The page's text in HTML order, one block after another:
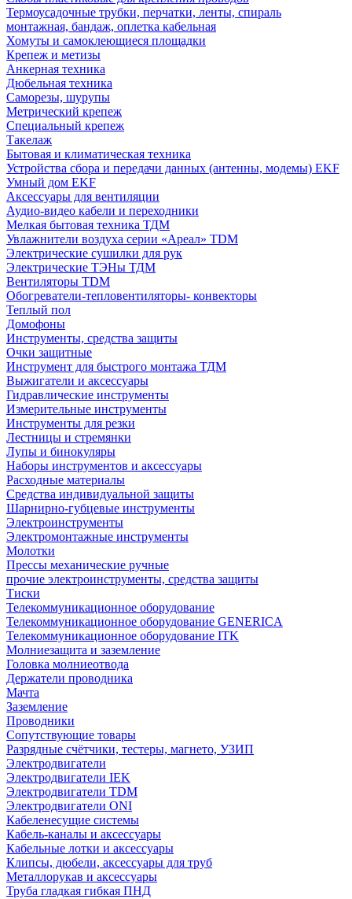
Термоусадочные трубки, перчатки, ленты, спираль
монтажная, бандаж, оплетка кабельная
Хомуты и самоклеющиеся площадки
Крепеж и метизы
Анкерная техника
Дюбельная техника
Саморезы, шурупы
Метрический крепеж
Специальный крепеж
Такелаж
Бытовая и климатическая техника
Устройства сбора и передачи данных (антенны, модемы) EKF
Умный дом EKF
Аксессуары для вентиляции
Аудио-видео кабели и переходники
Мелкая бытовая техника ТДМ
Увлажнители воздуха серии «Ареал» TDM
Электрические сушилки для рук
Электрические ТЭНы ТДМ
Вентиляторы TDM
Обогреватели-тепловентиляторы- конвекторы
Теплый пол
Домофоны
Инструменты, средства защиты
Очки защитные
Инструмент для быстрого монтажа ТДМ
Выжигатели и аксессуары
Гидравлические инструменты
Измерительные инструменты
Инструменты для резки
Лестницы и стремянки
Лупы и бинокуляры
Наборы инструментов и аксессуары
Расходные материалы
Средства индивидуальной защиты
Шарнирно-губцевые инструменты
Электроинструменты
Электромонтажные инструменты
Молотки
Прессы механические ручные
прочие электроинструменты, средства защиты
Тиски
Телекоммуникационное оборудование
Телекоммуникационное оборудование GENERICA
Телекоммуникационное оборудование ITK
Молниезащита и заземление
Головка молниеотвода
Держатели проводника
Мачта
Заземление
Проводники
Сопутствующие товары
Разрядные счётчики, тестеры, магнето, УЗИП
Электродвигатели
Электродвигатели IEK
Электродвигатели TDM
Электродвигатели ONI
Кабеленесущие системы
Кабель-каналы и аксессуары
Кабельные лотки и аксессуары
Клипсы, дюбели, аксессуары для труб
Металлорукав и аксессуары
Труба гладкая гибкая ПНД